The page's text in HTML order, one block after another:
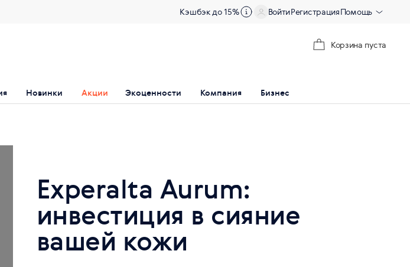
Кэшбэк до 15% ВойтиРегистрацияПомощь
Корзина пуста
Новинки Акции Экоценности Компания Бизнес
Experalta Aurum:
инвестиция в сияние
вашей кожи